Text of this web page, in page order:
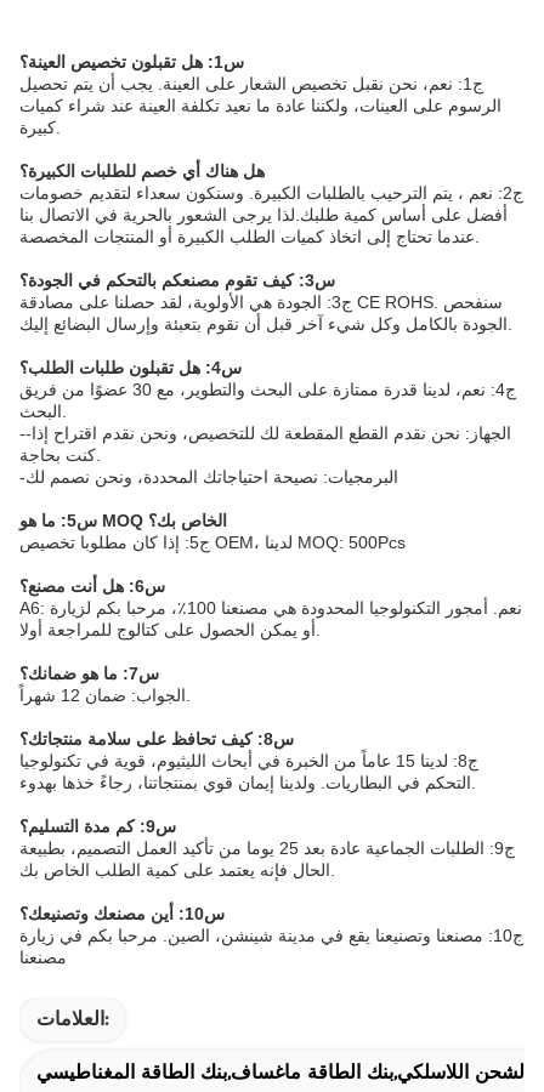
س1: هل تقبلون تخصيص العينة؟
ج1: نعم، نحن نقبل تخصيص الشعار على العينة. يجب أن يتم تحصيل
الرسوم على العينات، ولكننا عادة ما نعيد تكلفة العينة عند شراء كميات
هل هناك أي خصم للطلبات الكبيرة؟
ج2: نعم ، يتم الترحيب بالطلبات الكبيرة. وسنكون سعداء لتقديم خصومات
أفضل على أساس كمية طلبك.لذا يرجى الشعور بالحرية في الاتصال بنا
س3: كيف تقوم مصنعكم بالتحكم في الجودة؟
ج3: الجودة هي الأولوية، لقد حصلنا على مصادقة CE ROHS. سنفحص
س4: هل تقبلون طلبات الطلب؟
ج4: نعم، لدينا قدرة ممتازة على البحث والتطوير، مع 30 عضوًا من فريق
--الجهاز: نحن نقدم القطع المقطعة لك للتخصيص، ونحن نقدم اقتراح إذا
-البرمجيات: نصيحة احتياجاتك المحددة، ونحن نصمم لك
س5: ما هو MOQ الخاص بك؟
ج5: إذا كان مطلوبا تخصيص OEM، لدينا MOQ: 500Pcs
س6: هل أنت مصنع؟
A6: نعم. أمجور التكنولوجيا المحدودة هي مصنعنا 100٪، مرحبا بكم لزيارة
س7: ما هو ضمانك؟
س8: كيف تحافظ على سلامة منتجاتك؟
ج8: لدينا 15 عاماً من الخبرة في أبحاث الليثيوم، قوية في تكنولوجيا
س9: كم مدة التسليم؟
ج9: الطلبات الجماعية عادة بعد 25 يوما من تأكيد العمل التصميم، بطبيعة
س10: أين مصنعك وتصنيعك؟
ج10: مصنعنا وتصنيعنا يقع في مدينة شينشن، الصين. مرحبا بكم في زيارة
مصنعنا
العلامات:
الشحن اللاسلكي,بنك الطاقة ماغساف,بنك الطاقة المغناطيسي